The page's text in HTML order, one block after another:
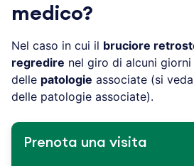
medico?
Nel caso in cui il bruciore
regredire nel giro di alcuni
delle patologie associate (si
delle patologie associate).
Prenota una visita